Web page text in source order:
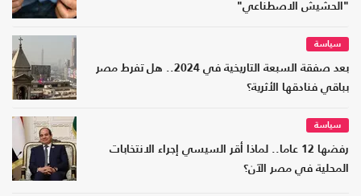
"الحشيش الاصطناعي"
سياسة
بعد صفقة السبعة التاريخية في 2024.. هل تفرط مصر
بباقي فنادقها الأثرية؟
سياسة
رفضها 12 عاما.. لماذا أقر السيسي إجراء الانتخابات
المحلية في مصر الآن؟